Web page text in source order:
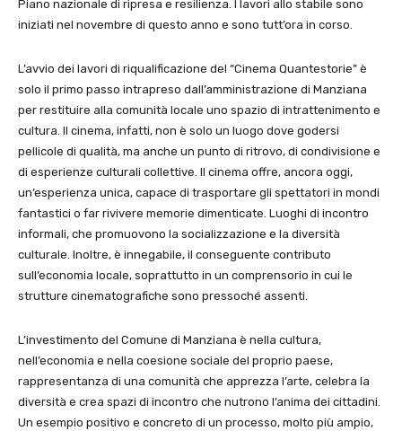
Piano nazionale di ripresa e resilienza. I lavori allo stabile sono
iniziati nel novembre di questo anno e sono tutt’ora in corso.
L’avvio dei lavori di riqualificazione del “Cinema Quantestorie” è
solo il primo passo intrapreso dall’amministrazione di Manziana
per restituire alla comunità locale uno spazio di intrattenimento e
cultura. Il cinema, infatti, non è solo un luogo dove godersi
pellicole di qualità, ma anche un punto di ritrovo, di condivisione e
di esperienze culturali collettive. Il cinema offre, ancora oggi,
un’esperienza unica, capace di trasportare gli spettatori in mondi
fantastici o far rivivere memorie dimenticate. Luoghi di incontro
informali, che promuovono la socializzazione e la diversità
culturale. Inoltre, è innegabile, il conseguente contributo
sull’economia locale, soprattutto in un comprensorio in cui le
strutture cinematografiche sono pressoché assenti.
L’investimento del Comune di Manziana è nella cultura,
nell’economia e nella coesione sociale del proprio paese,
rappresentanza di una comunità che apprezza l’arte, celebra la
diversità e crea spazi di incontro che nutrono l’anima dei cittadini.
Un esempio positivo e concreto di un processo, molto più ampio,